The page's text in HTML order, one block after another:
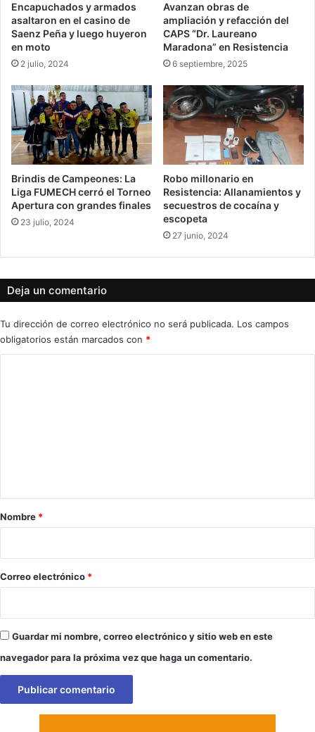
Encapuchados y armados
asaltaron en el casino de
Saenz Peña y luego huyeron
en moto
2 julio, 2024
Avanzan obras de
ampliación y refacción del
CAPS “Dr. Laureano
Maradona” en Resistencia
6 septiembre, 2025
Brindis de Campeones: La
Liga FUMECH cerró el Torneo
Apertura con grandes finales
23 julio, 2024
Robo millonario en
Resistencia: Allanamientos y
secuestros de cocaína y
escopeta
27 junio, 2024
Deja un comentario
Tu dirección de correo electrónico no será publicada. Los campos
obligatorios están marcados con *
r
*
Nombre *
Correo electrónico *
Guardar mi nombre, correo electrónico y sitio web en este
navegador para la próxima vez que haga un comentario.